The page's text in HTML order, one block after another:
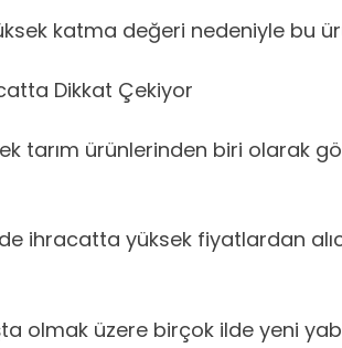
katma değeri nedeniyle bu
Dikkat Çekiyor
tarım ürünlerinden biri olarak
ihracatta yüksek fiyatlardan
olmak üzere birçok ilde yeni